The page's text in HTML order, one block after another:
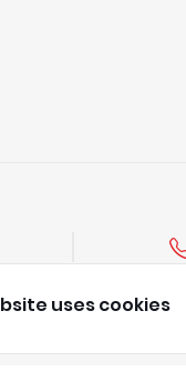
uses cookies